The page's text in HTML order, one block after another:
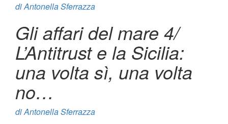
diAntonella Sferrazza
Gli affari del mare 4/
L’Antitrust e la Sicilia:
una volta sì, una volta
no…
diAntonella Sferrazza